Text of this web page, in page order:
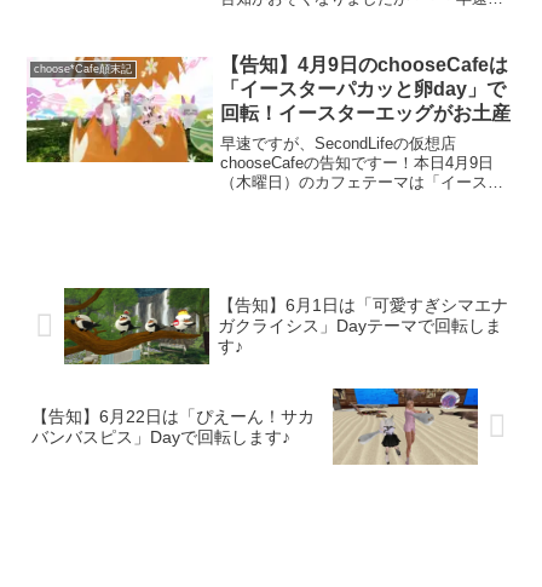
で「ゴーストバスターでお化けをやっつ
けようDay」...
choose*Cafe顛末記
【告知】4月9日のchooseCafeは
「イースターパカッと卵day」で
回転！イースターエッグがお土産
早速ですが、SecondLifeの仮想店
chooseCafeの告知ですー！本日4月9日
（木曜日）のカフェテーマは「イースタ
【告知】6月1日は「可愛すぎシマエナ
ガクライシス」Dayテーマで回転しま
す♪
【告知】6月22日は「ぴえーん！サカ
バンバスピス」Dayで回転します♪